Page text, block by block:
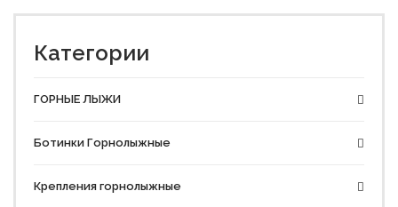
Категории
ГОРНЫЕ ЛЫЖИ
Ботинки Горнолыжные
Крепления горнолыжные